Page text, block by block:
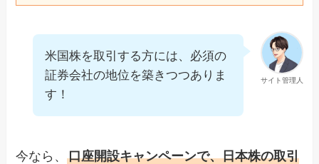
サイト管理人
米国株を取引する方には、必須の
証券会社の地位を築きつつありま
す！
今なら、口座開設キャンペーンで、日本株の取引